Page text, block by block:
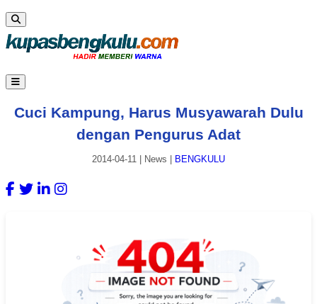
Cuci Kampung, Harus Musyawarah Dulu
dengan Pengurus Adat
2014-04-11 News BENGKULU